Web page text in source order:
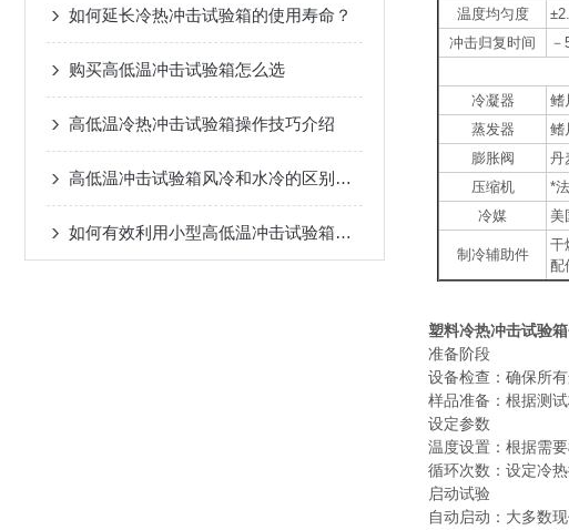
如何延长冷热冲击试验箱的使用寿命？
购买高低温冲击试验箱怎么选
高低温冷热冲击试验箱操作技巧介绍
高低温冲击试验箱风冷和水冷的区别在介绍
如何有效利用小型高低温冲击试验箱进行产品质量检测
温度均匀度
冲击归复时间
冷凝器
鳍
蒸发器
鳍
膨胀阀
丹
压缩机
*
冷媒
美
制冷辅助件
干
配
塑料冷热冲击试验箱
准备阶段
设备检查：确保所
样品准备：根据测
设定参数
温度设置：根据需
循环次数：设定冷
启动试验
自动启动：大多数